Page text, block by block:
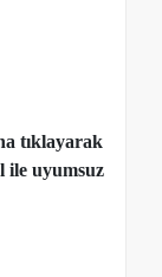
tıklayarak
ile uyumsuz